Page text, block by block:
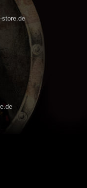
store.de